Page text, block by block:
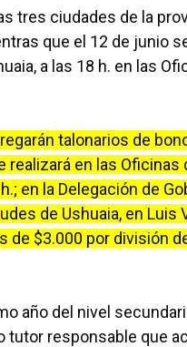
tres ciudades de la
que el 12 de junio
a las 18 h. en las
talonarios de
en las
en la Delegación de
de Ushuaia, en
$3.000 por división de
año del nivel
tutor responsable que